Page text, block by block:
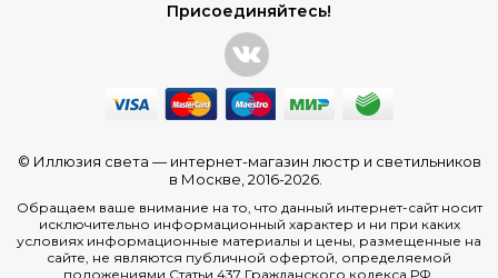
Присоединяйтесь!
© Иллюзия света — интернет-магазин люстр и светильников
в Москве , 2016-2026.
Обращаем ваше внимание на то, что данный интернет-сайт носит
исключительно информационный характер и ни при каких
условиях информационные материалы и цены, размещенные на
сайте, не являются публичной офертой, определяемой
положениями Статьи 437 Гражданского кодекса РФ.